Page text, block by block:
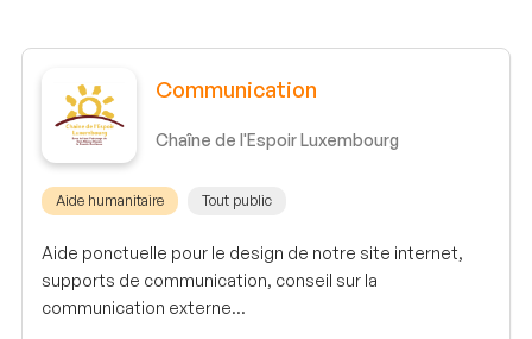
Communication
Chaîne de l'Espoir Luxembourg
Aide humanitaire Tout public
Aide ponctuelle pour le design de notre site internet,
supports de communication, conseil sur la
communication externe...